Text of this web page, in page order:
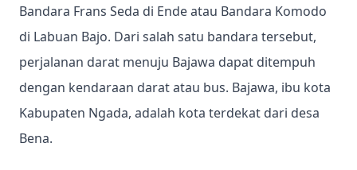
Bandara Frans Seda di Ende atau Bandara Komodo
di Labuan Bajo. Dari salah satu bandara tersebut,
perjalanan darat menuju Bajawa dapat ditempuh
dengan kendaraan darat atau bus. Bajawa, ibu kota
Kabupaten Ngada, adalah kota terdekat dari desa
Bena.